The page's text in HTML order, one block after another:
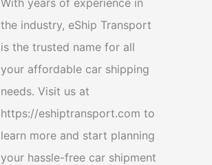
the industry, eShip Transport
is the trusted name for all
your affordable car shipping
needs. Visit us at
https://eshiptransport.com to
learn more and start planning
your hassle-free car shipment